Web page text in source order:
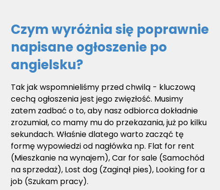
Czym wyróżnia się poprawnie
napisane ogłoszenie po
angielsku?
Tak jak wspomnieliśmy przed chwilą - kluczową
cechą ogłoszenia jest jego zwięzłość. Musimy
zatem zadbać o to, aby nasz odbiorca dokładnie
zrozumiał, co mamy mu do przekazania, już po kilku
sekundach. Właśnie dlatego warto zacząć tę
formę wypowiedzi od nagłówka np. Flat for rent
(Mieszkanie na wynajem), Car for sale (Samochód
na sprzedaż), Lost dog (Zaginął pies), Looking for a
job (Szukam pracy).